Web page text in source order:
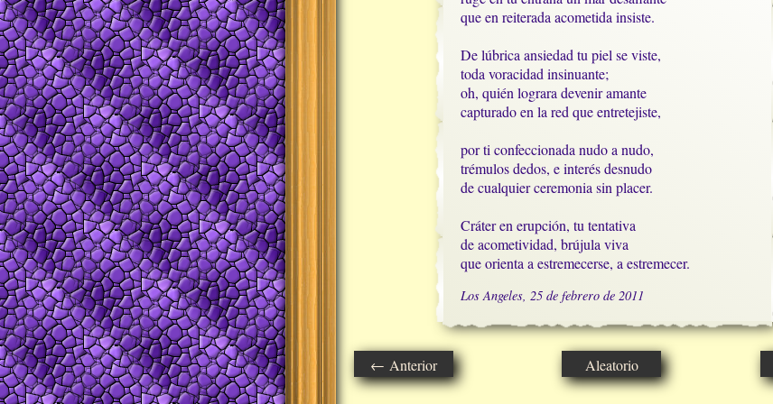
que en reiterada acometida insiste.
De lúbrica ansiedad tu piel se viste,
toda voracidad insinuante;
oh, quién lograra devenir amante
capturado en la red que entretejiste,
por ti confeccionada nudo a nudo,
trémulos dedos, e interés desnudo
de cualquier ceremonia sin placer.
Cráter en erupción, tu tentativa
de acometividad, brújula viva
que orienta a estremecerse, a estremecer.
Los Angeles, 25 de febrero de 2011
← Anterior Aleatorio